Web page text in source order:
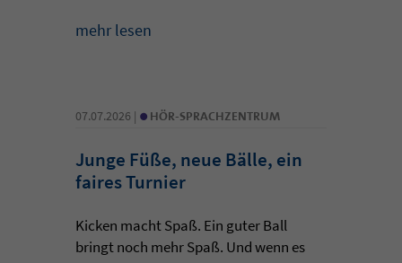
mehr lesen
07.07.2026 | • HÖR-SPRACHZENTRUM
Junge Füße, neue Bälle, ein
faires Turnier
Kicken macht Spaß. Ein guter Ball
bringt noch mehr Spaß. Und wenn es